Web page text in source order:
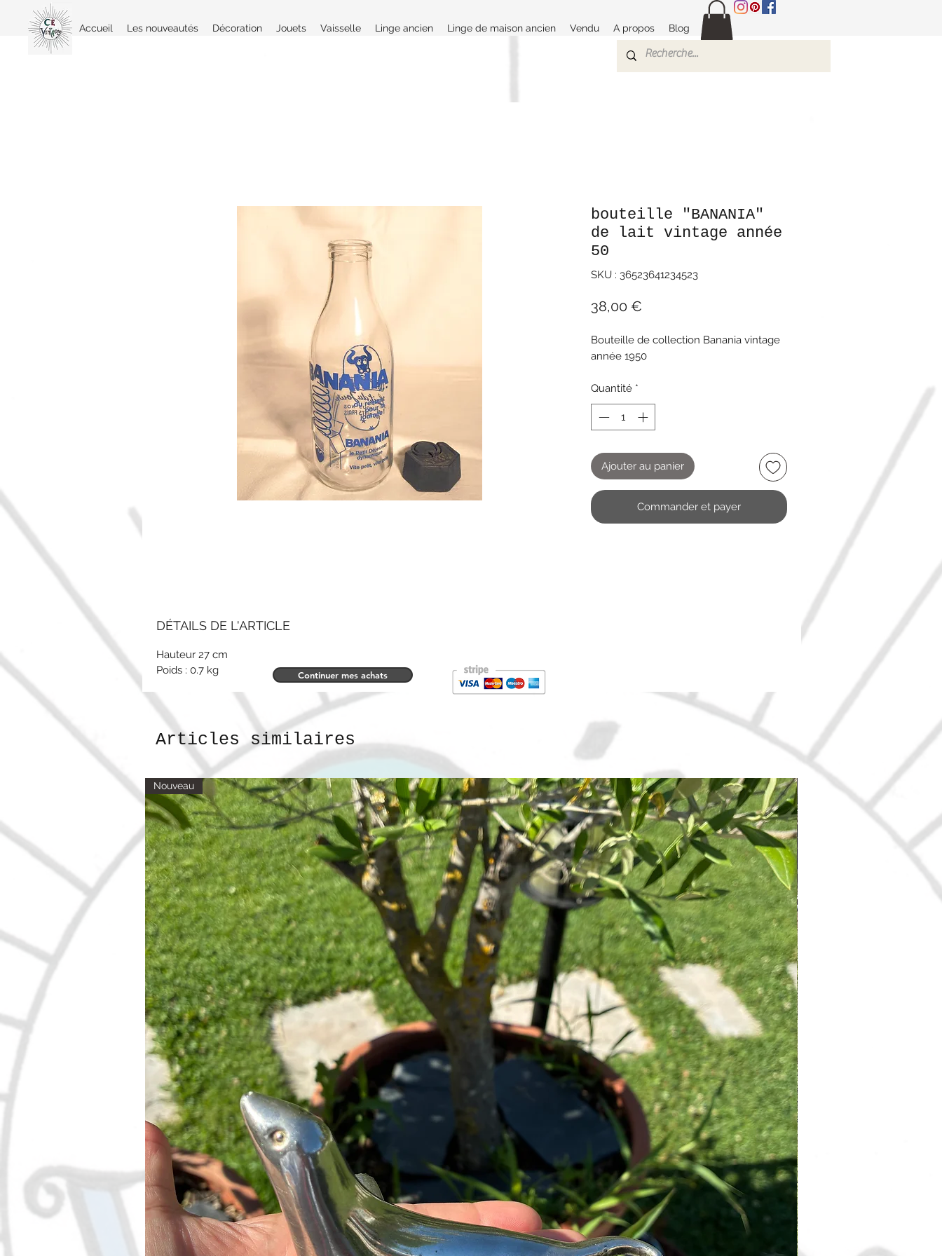
Accueil Les nouveautés Décoration Jouets Vaisselle Linge ancien Linge de maison ancien Vendu A propos Blog
bouteille "BANANIA"
de lait vintage année
50
SKU : 36523641234523
38,00 €
Bouteille de collection Banania vintage
année 1950
Quantité *
Ajouter au panier
Commander et payer
DÉTAILS DE L'ARTICLE
Hauteur 27 cm
Poids : 0.7 kg
Continuer mes achats
Articles similaires
Nouveau Nouveau